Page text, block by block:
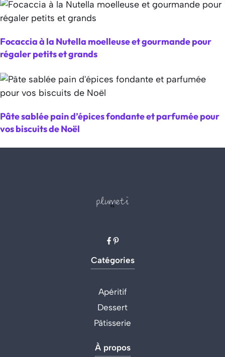
Focaccia à la Nutella moelleuse et gourmande pour
régaler petits et grands
Pâte sablée pain d’épices fondante et parfumée pour
vos biscuits de Noël
Catégories
Apéritif
Dessert
Pâtisserie
À propos